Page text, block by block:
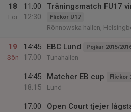
18
Lör
11:00
12:30
Träningsmatch FU17
Flickor U17
Rönnowska hallen,
19
Sön
14:45
17:00
EBC Lund Pojkar 2015/
Tunahallen
14:45
18:15
Matcher EB cup Flickor
Lund
17:00
Open Court tjejer